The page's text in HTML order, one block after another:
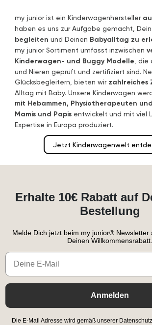
my junior ist ein Kinderwagenhersteller
haben es uns zur Aufgabe gemacht, Dein
begleiten und Deinen Babyalltag zu
my junior Sortiment umfasst inzwischen
Kinderwagen- und Buggy Modelle ,
und Nieren geprüft und zertifiziert sind.
Glücksbegleitern, bieten wir zahlreiches
Alltag mit Baby. Unsere Kinderwagen
mit Hebammen, Physiotherapeuten
Mamis und Papis entwickelt und mit viel
Expertise in Europa produziert.
Jetzt Kinderwagenwelt
Erhalte 10€ Rabatt auf
Bestellung
Melde Dich jetzt beim my junior® Newsletter
Deinen Willkommensrabatt.
Email
Anmelden
Die E-Mail Adresse wird gemäß unserer